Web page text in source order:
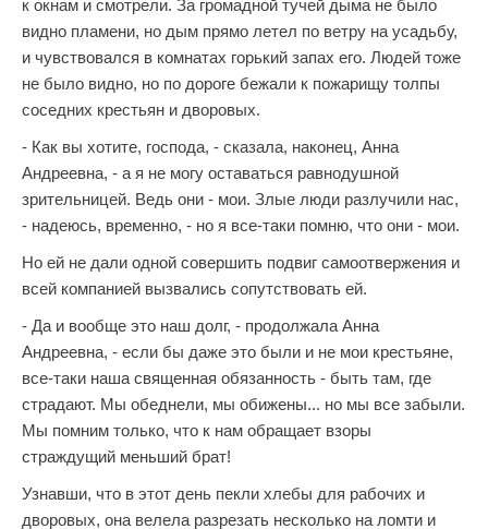
к окнам и смотрели. За громадной тучей дыма не было
видно пламени, но дым прямо летел по ветру на усадьбу,
и чувствовался в комнатах горький запах его. Людей тоже
не было видно, но по дороге бежали к пожарищу толпы
соседних крестьян и дворовых.
- Как вы хотите, господа, - сказала, наконец, Анна
Андреевна, - а я не могу оставаться равнодушной
зрительницей. Ведь они - мои. Злые люди разлучили нас,
- надеюсь, временно, - но я все-таки помню, что они - мои.
Но ей не дали одной совершить подвиг самоотвержения и
всей компанией вызвались сопутствовать ей.
- Да и вообще это наш долг, - продолжала Анна
Андреевна, - если бы даже это были и не мои крестьяне,
все-таки наша священная обязанность - быть там, где
страдают. Мы обеднели, мы обижены... но мы все забыли.
Мы помним только, что к нам обращает взоры
страждущий меньший брат!
Узнавши, что в этот день пекли хлебы для рабочих и
дворовых, она велела разрезать несколько на ломти и